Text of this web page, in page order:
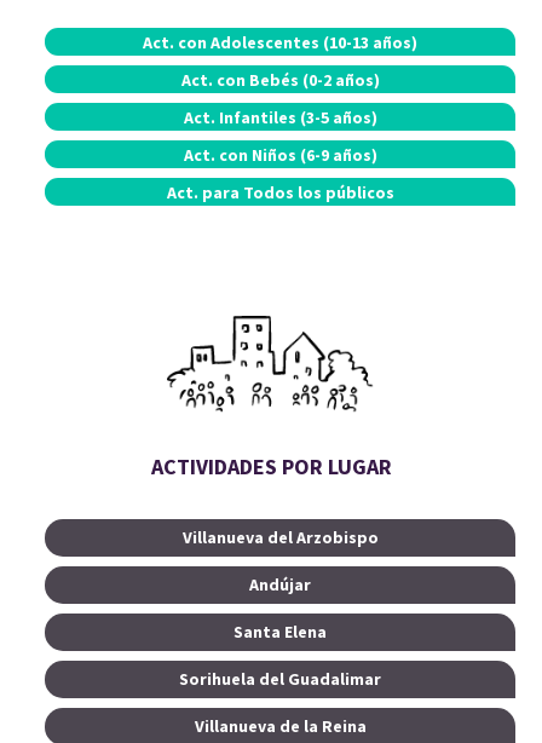
Act. con Adolescentes (10-13 años)
Act. con Bebés (0-2 años)
Act. Infantiles (3-5 años)
Act. con Niños (6-9 años)
Act. para Todos los públicos
ACTIVIDADES POR LUGAR
Villanueva del Arzobispo
Andújar
Santa Elena
Sorihuela del Guadalimar
Villanueva de la Reina